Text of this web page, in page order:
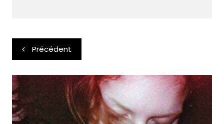
Navigation
de
l’article
Précédent